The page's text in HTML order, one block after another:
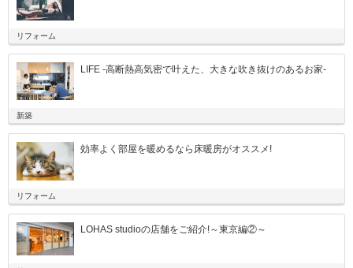
リフォーム
LIFE -高断熱高気密で叶えた、大きな吹き抜けのあるお家-
新築
効率よく部屋を暖めるなら床暖房がオススメ!
リフォーム
LOHAS studioの店舗をご紹介!～東京編②～